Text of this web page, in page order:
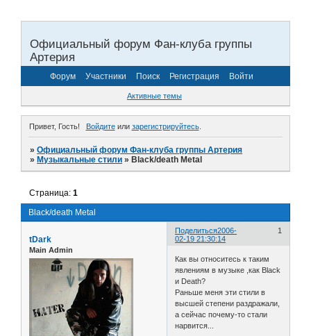
Официальный форум Фан-клуба группы
Артерия
Форум Участники Поиск Регистрация Войти
Активные темы
Привет, Гость! Войдитеили зарегистрируйтесь.
»Официальный форум Фан-клуба группы Артерия
»Музыкальные стили »Black/death Metal
Black/death Metal
Страница:1
Поделиться 1
2006-
02-19 21:30:14
tDark
Main Admin
Как вы относитесь к таким
явлениям в музыке ,как Black
и Death?
Раньше меня эти стили в
высшей степени раздражали,
а сейчас почему-то стали
нарвится...